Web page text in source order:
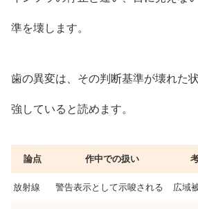
準を壊します。
歯の異変は、その判断基準が壊れた
強していると読めます。
論点 作中での扱い
放射線 警告表示として示唆される 広域